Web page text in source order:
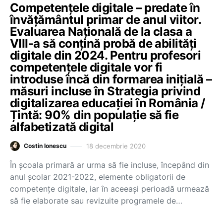
Competențele digitale – predate în
învățământul primar de anul viitor.
Evaluarea Națională de la clasa a
VIII-a să conțină probă de abilități
digitale din 2024. Pentru profesori
competențele digitale vor fi
introduse încă din formarea inițială –
măsuri incluse în Strategia privind
digitalizarea educației în România /
Țintă: 90% din populație să fie
alfabetizată digital
Costin Ionescu 18 decembrie 2020
În școala primară ar urma să fie incluse, începând din
anul școlar 2021-2022, elemente obligatorii de
competențe digitale, iar în aceeași perioadă urmează
să fie elaborate sau revizuite programele de…